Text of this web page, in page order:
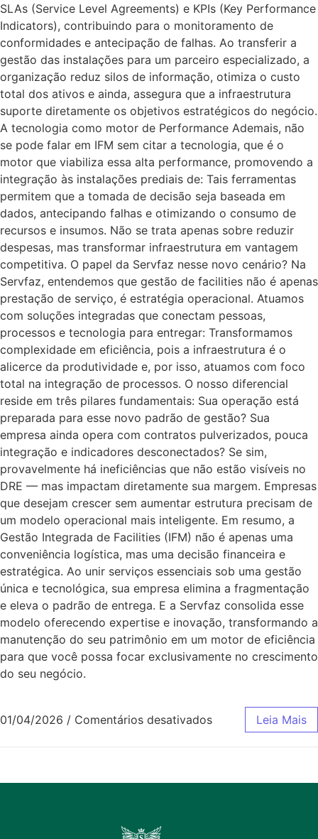
SLAs (Service Level Agreements) e KPIs (Key Performance
Indicators), contribuindo para o monitoramento de
conformidades e antecipação de falhas. Ao transferir a
gestão das instalações para um parceiro especializado, a
organização reduz silos de informação, otimiza o custo
total dos ativos e ainda, assegura que a infraestrutura
suporte diretamente os objetivos estratégicos do negócio.
A tecnologia como motor de Performance Ademais, não
se pode falar em IFM sem citar a tecnologia, que é o
motor que viabiliza essa alta performance, promovendo a
integração às instalações prediais de: Tais ferramentas
permitem que a tomada de decisão seja baseada em
dados, antecipando falhas e otimizando o consumo de
recursos e insumos. Não se trata apenas sobre reduzir
despesas, mas transformar infraestrutura em vantagem
competitiva. O papel da Servfaz nesse novo cenário? Na
Servfaz, entendemos que gestão de facilities não é apenas
prestação de serviço, é estratégia operacional. Atuamos
com soluções integradas que conectam pessoas,
processos e tecnologia para entregar: Transformamos
complexidade em eficiência, pois a infraestrutura é o
alicerce da produtividade e, por isso, atuamos com foco
total na integração de processos. O nosso diferencial
reside em três pilares fundamentais: Sua operação está
preparada para esse novo padrão de gestão? Sua
empresa ainda opera com contratos pulverizados, pouca
integração e indicadores desconectados? Se sim,
provavelmente há ineficiências que não estão visíveis no
DRE — mas impactam diretamente sua margem. Empresas
que desejam crescer sem aumentar estrutura precisam de
um modelo operacional mais inteligente. Em resumo, a
Gestão Integrada de Facilities (IFM) não é apenas uma
conveniência logística, mas uma decisão financeira e
estratégica. Ao unir serviços essenciais sob uma gestão
única e tecnológica, sua empresa elimina a fragmentação
e eleva o padrão de entrega. E a Servfaz consolida esse
modelo oferecendo expertise e inovação, transformando a
manutenção do seu patrimônio em um motor de eficiência
para que você possa focar exclusivamente no crescimento
do seu negócio.
01/04/2026 / Comentários desativados Leia Mais